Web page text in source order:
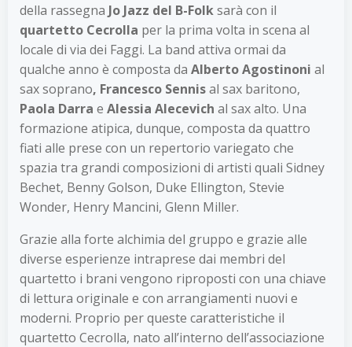
della rassegna Jo Jazz del B-Folksarà con il
quartetto Cecrolla per la prima volta in scena al
locale di via dei Faggi. La band attiva ormai da
qualche anno è composta da Alberto Agostinoni al
sax soprano, Francesco Sennisal sax baritono,
Paola Darra e Alessia Alecevich al sax alto. Una
formazione atipica, dunque, composta da quattro
fiati alle prese con un repertorio variegato che
spazia tra grandi composizioni di artisti quali Sidney
Bechet, Benny Golson, Duke Ellington, Stevie
Wonder, Henry Mancini, Glenn Miller.
Grazie alla forte alchimia del gruppo e grazie alle
diverse esperienze intraprese dai membri del
quartetto i brani vengono riproposti con una chiave
di lettura originale e con arrangiamenti nuovi e
moderni. Proprio per queste caratteristiche il
quartetto Cecrolla, nato all’interno dell’associazione